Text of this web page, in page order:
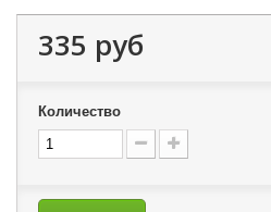
335 руб
Количество